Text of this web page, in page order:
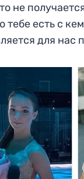
не
тебе есть с
для нас